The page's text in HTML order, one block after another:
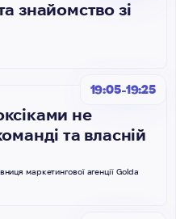
знайомство зі
19:05-19:25
не
та власній
маркетингової агенції Golda